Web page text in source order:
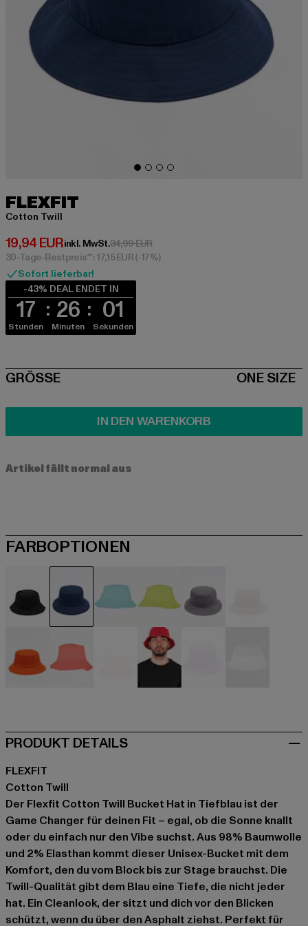
FLEXFIT
Cotton Twill
19,94 EUR
Derzeitiger Preis: 19,94 EUR
inkl. MwSt.34,99 EURAktionspreis: 34,99 EUR
30-Tage-Bestpreis**: 17,15 EUR(-17%)
Sofort lieferbar!
-43% DEAL ENDET IN
17
Stunden
26
Minuten
01
Sekunden
SIZE
GRÖSSE ONE SIZE
IN DEN WARENKORB
Artikel fällt normal aus
FARBOPTIONEN
grün
PRODUKT DETAILS
FLEXFIT
Cotton Twill
Der Flexfit Cotton Twill Bucket Hat in Tiefblau ist der
Game Changer für deinen Fit – egal, ob die Sonne knallt
oder du einfach nur den Vibe suchst. Aus 98% Baumwolle
und 2% Elasthan kommt dieser Unisex-Bucket mit dem
Komfort, den du vom Block bis zur Stage brauchst. Die
Twill-Qualität gibt dem Blau eine Tiefe, die nicht jeder
hat. Ein Cleanlook, der sitzt und dich vor den Blicken
schützt, wenn du über den Asphalt ziehst. Perfekt für